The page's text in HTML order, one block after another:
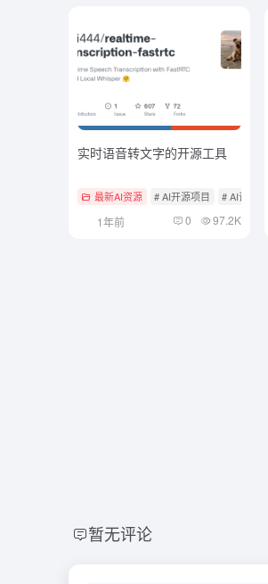
实时语音转文字的开源工具
最新AI资源 # AI开源项目 # AI语音
1年前 0 97.2K
暂无评论